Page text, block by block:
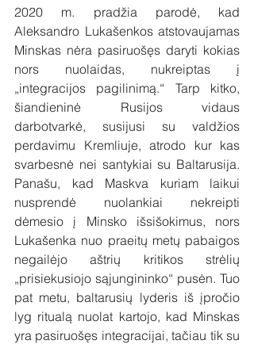
2020 m. pradžia parodė, kad
Aleksandro Lukašenkos atstovaujamas
Minskas nėra pasiruošęs daryti kokias
nors nuolaidas, nukreiptas į
„integracijos pagilinimą.“ Tarp kitko,
šiandieninė Rusijos vidaus
darbotvarkė, susijusi su valdžios
perdavimu Kremliuje, atrodo kur kas
svarbesnė nei santykiai su Baltarusija.
Panašu, kad Maskva kuriam laikui
nusprendė nuolankiai nekreipti
dėmesio į Minsko išsišokimus, nors
Lukašenka nuo praeitų metų pabaigos
negailėjo aštrių kritikos strėlių
„prisiekusiojo sąjungininko“ pusėn. Tuo
pat metu, baltarusių lyderis iš įpročio
lyg ritualą nuolat kartojo, kad Minskas
yra pasiruošęs integracijai, tačiau tik su